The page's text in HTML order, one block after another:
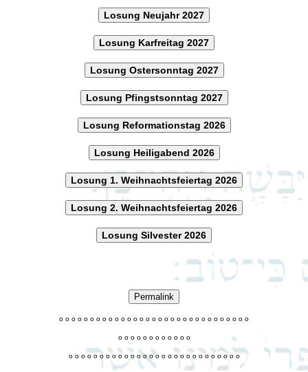
Losung Neujahr 2027
Losung Karfreitag 2027
Losung Ostersonntag 2027
Losung Pfingstsonntag 2027
Losung Reformationstag 2026
Losung Heiligabend 2026
Losung 1. Weihnachtsfeiertag 2026
Losung 2. Weihnachtsfeiertag 2026
Losung Silvester 2026
Permalink
o o o o o o o o o o o o o o o o o o o o o o o o o o o o o o o
o o o o o o o o o o o o
o o o o o o o o o o o o o o o o o o o o o o o o o o o o